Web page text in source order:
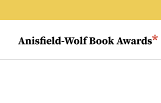
Anisfield-Wolf Book Awards